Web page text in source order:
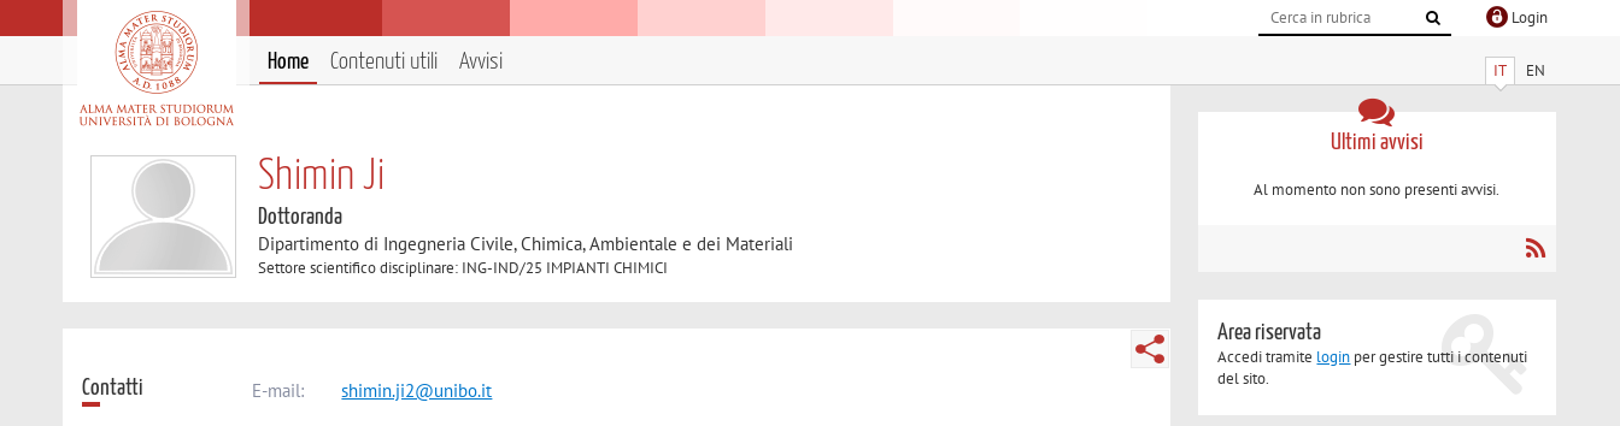
Login
IT EN
Home Contenuti utili Avvisi
Shimin Ji
Dottoranda
Dipartimento di Ingegneria Civile, Chimica, Ambientale e dei Materiali
Settore scientifico disciplinare: ING-IND/25 IMPIANTI CHIMICI
Contatti E-mail: shimin.ji2@unibo.it
Ultimi avvisi
Al momento non sono presenti avvisi.
Area riservata
Accedi tramite login per gestire tutti i contenuti
del sito.